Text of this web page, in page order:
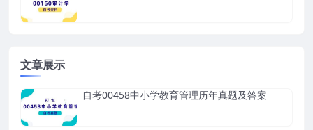
文章展示
自考00458中小学教育管理历年真题及答案